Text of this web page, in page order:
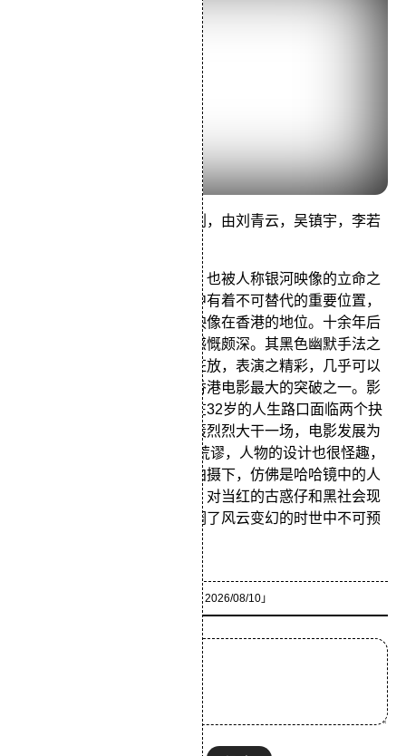
由韦家辉执导，司徒锦源编剧，由刘青云，吴镇宇，李若
此片是银河映象的开山之作，也被人称银河映像的立命之
作。它在银河映像和影迷心中有着不可替代的重要位置，
同时这部电影也奠定了银河映像在香港的地位。十余年后
的今天再翻看这部片，依旧感慨颇深。其黑色幽默手法之
荒谬，暗喻之高超、手法之狂放，表演之精彩，几乎可以
被看作是二十世纪九十年代香港电影最大的突破之一。影
片的运用了回环结构，阿狗在32岁的人生路口面临两个抉
择，一是继续胡混，二是轰轰烈烈大干一场，电影发展为
两种假设。 影片的主题基调荒谬，人物的设计也很怪趣，
在来回摆动的超广角镜头的拍摄下，仿佛是哈哈镜中的人
像，明显带有反潮流的情绪，对当红的古惑仔和黑社会现
象极尽讽刺挖苦，也突出强调了风云变幻的时世中不可预
2026/08/10」